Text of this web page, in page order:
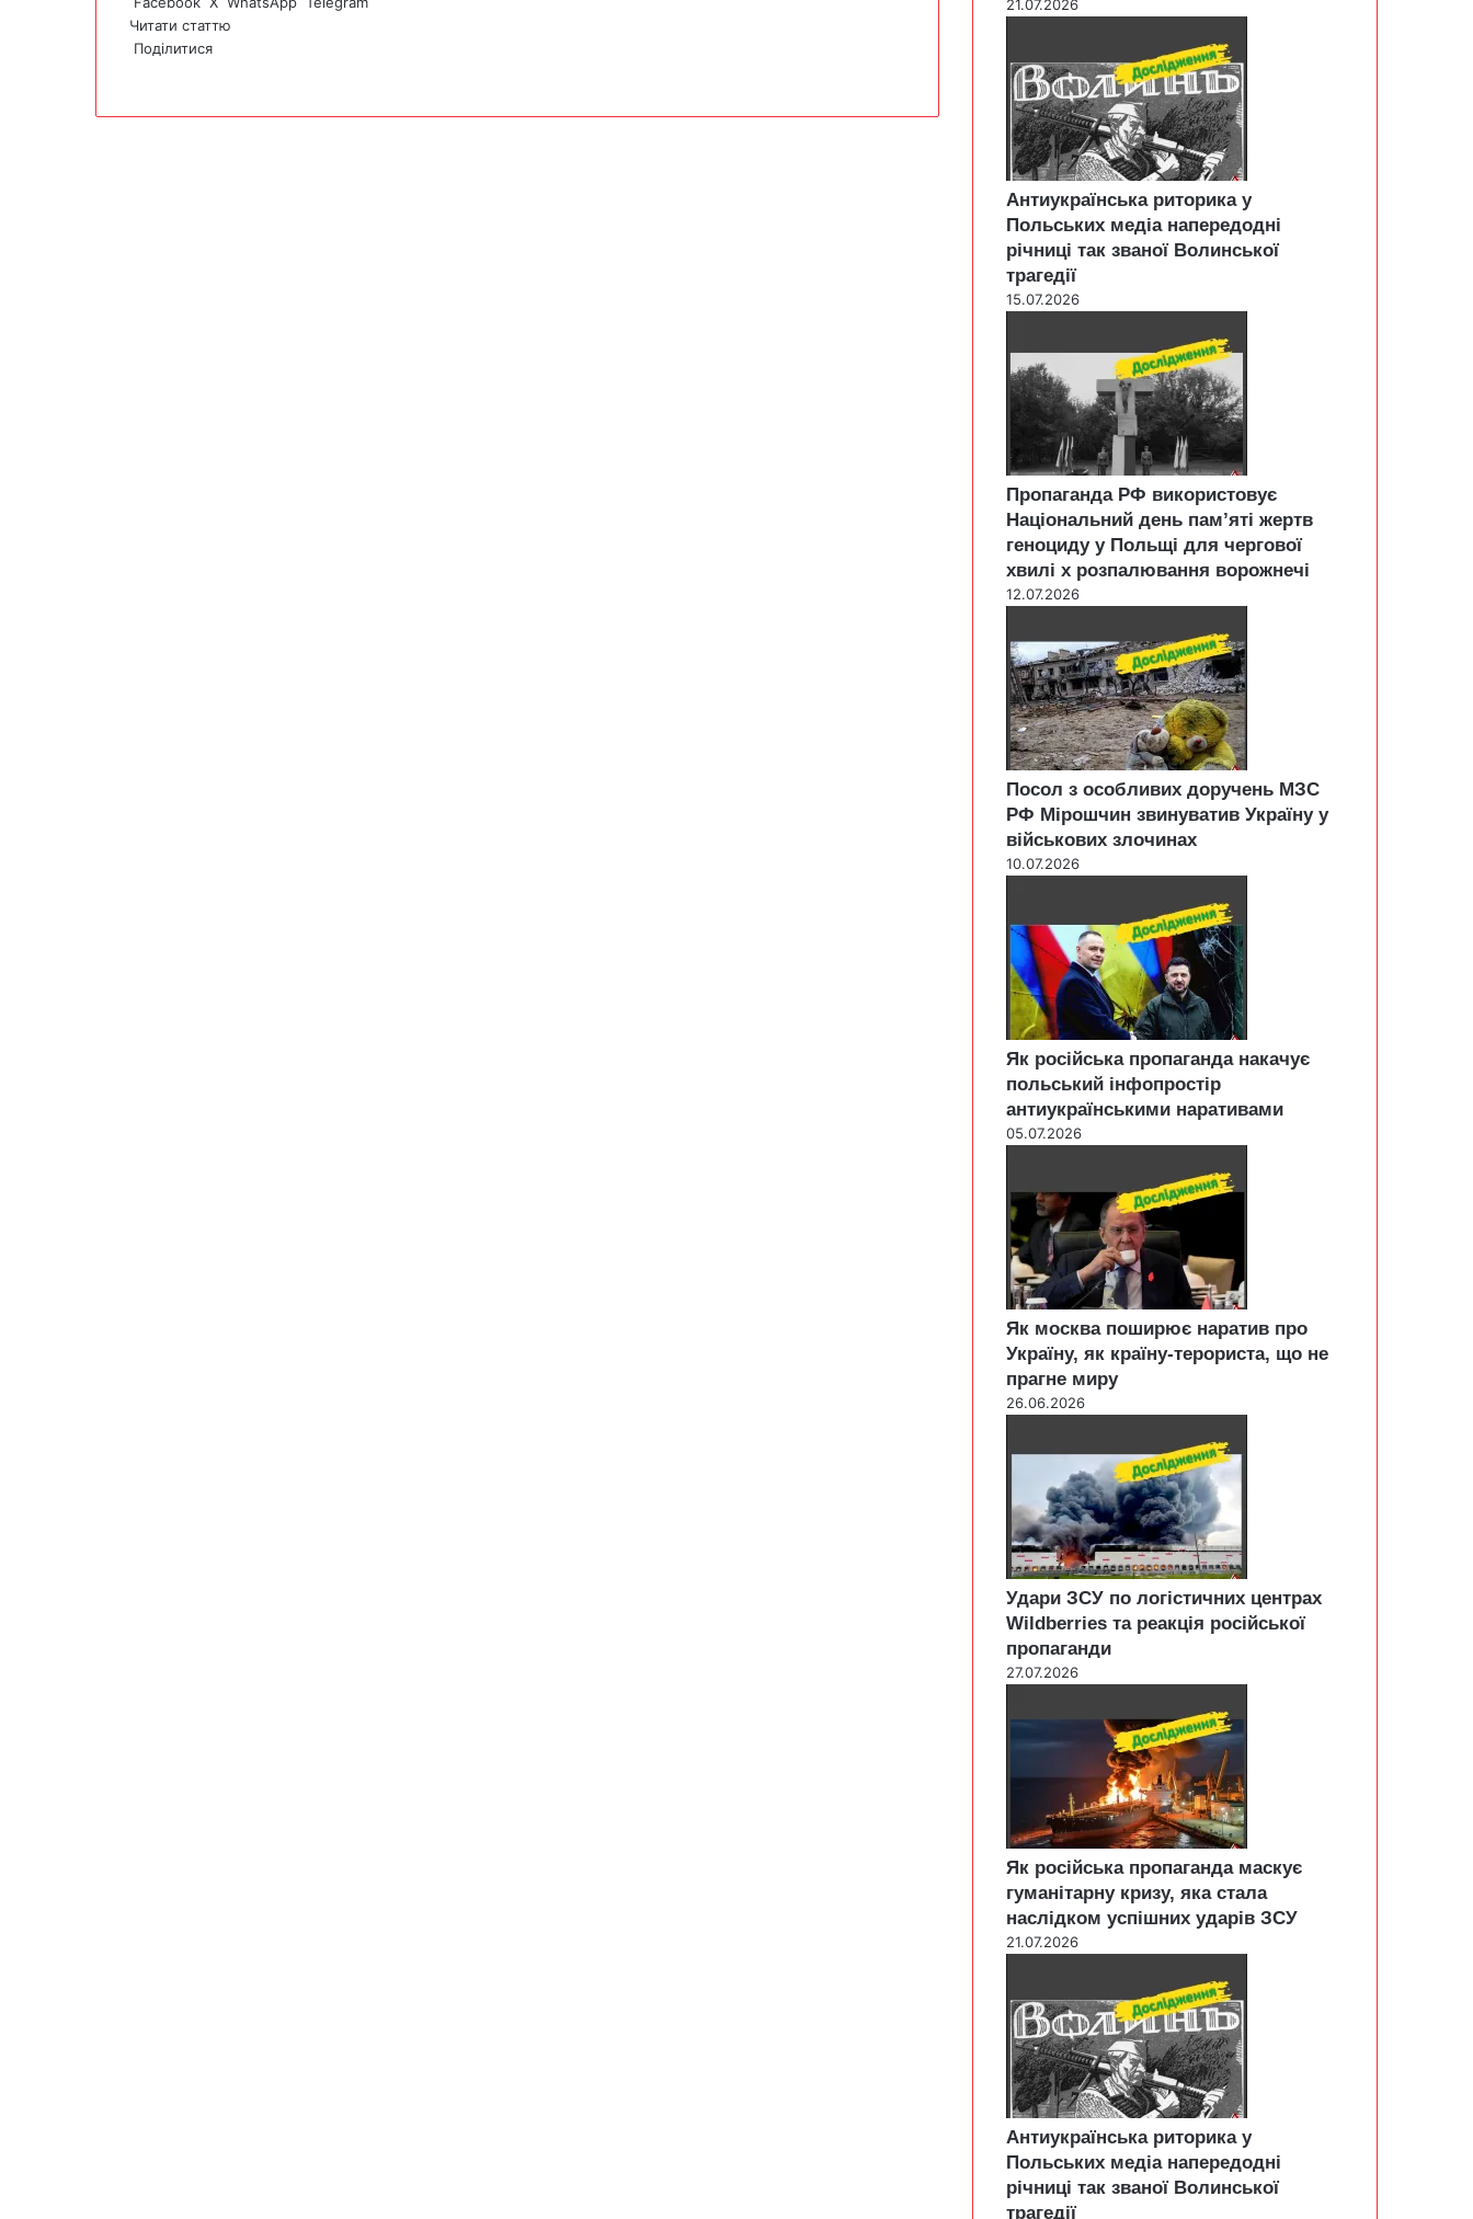
Читати статтю
Поділитися
calb
i
21.07.2026
Антиукраїнська риторика у
Польських медіа напередодні
річниці так званої Волинської
трагедії
15.07.2026
Пропаганда РФ використовує
Національний день пам’яті жертв
геноциду у Польщі для чергової
хвилі х розпалювання ворожнечі
12.07.2026
Посол з особливих доручень МЗС
РФ Мірошчин звинуватив Україну у
військових злочинах
10.07.2026
Як російська пропаганда накачує
польський інфопростір
антиукраїнськими наративами
05.07.2026
Як москва поширює наратив про
Україну, як країну-терориста, що не
прагне миру
26.06.2026
Удари ЗСУ по логістичних центрах
Wildberries та реакція російської
пропаганди
27.07.2026
Як російська пропаганда маскує
гуманітарну кризу, яка стала
наслідком успішних ударів ЗСУ
21.07.2026
Антиукраїнська риторика у
Польських медіа напередодні
річниці так званої Волинської
трагедії